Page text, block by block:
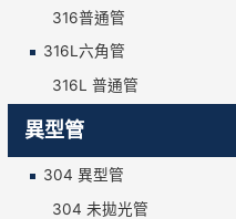
316普通管
316L六角管
316L 普通管
異型管
304 異型管
304 未拋光管